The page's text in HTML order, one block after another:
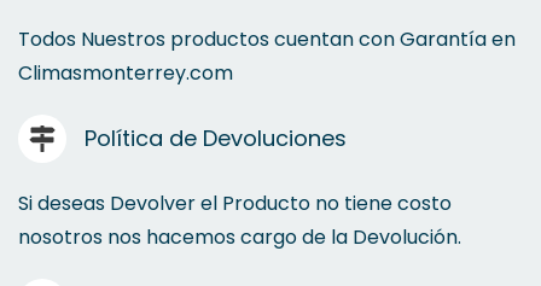
Todos Nuestros productos cuentan con Garantía en
Climasmonterrey.com
Política de Devoluciones
Si deseas Devolver el Producto no tiene costo
nosotros nos hacemos cargo de la Devolución.